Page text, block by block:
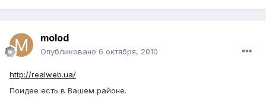
molod
Опубликовано 6 октября, 2010
http://realweb.ua/
Поидее есть в Вашем районе.